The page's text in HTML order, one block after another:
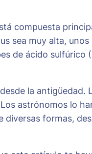
compuesta
sea muy alta,
de ácido sulfúrico
la antigüedad.
astrónomos lo
diversas formas,